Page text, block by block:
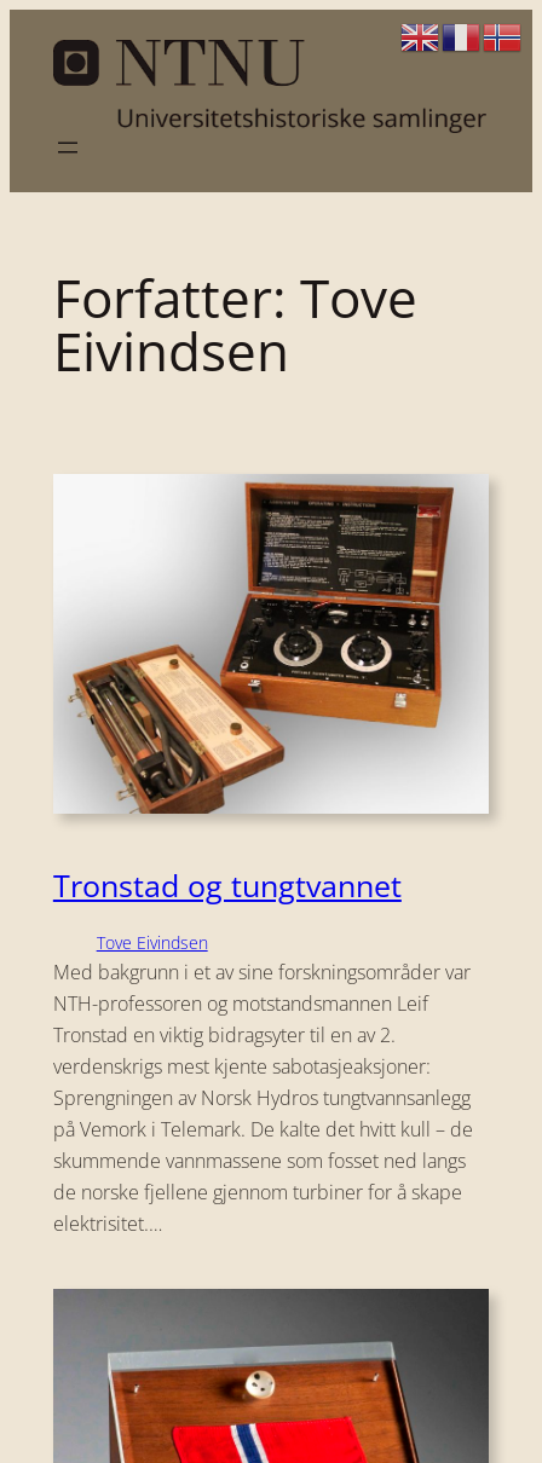
innhold
Forfatter: Tove
Eivindsen
Tronstad og tungtvannet
Tove Eivindsen
Med bakgrunn i et av sine forskningsområder var
NTH-professoren og motstandsmannen Leif
Tronstad en viktig bidragsyter til en av 2.
verdenskrigs mest kjente sabotasjeaksjoner:
Sprengningen av Norsk Hydros tungtvannsanlegg
på Vemork i Telemark. De kalte det hvitt kull – de
skummende vannmassene som fosset ned langs
de norske fjellene gjennom turbiner for å skape
elektrisitet.…